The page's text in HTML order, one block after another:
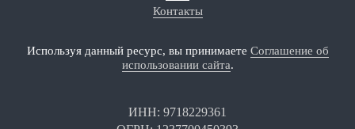
Контакты
Используя данный ресурс, вы принимаете Соглашение об
использовании сайта.
ИНН: 9718229361